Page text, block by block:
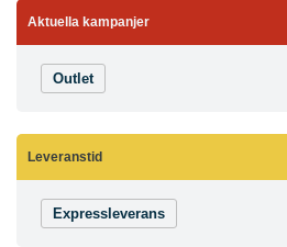
Aktuella kampanjer
Outlet
Leveranstid
Expressleverans